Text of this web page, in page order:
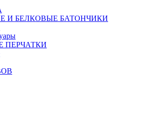
И БЕЛКОВЫЕ БАТОНЧИКИ
ПЕРЧАТКИ